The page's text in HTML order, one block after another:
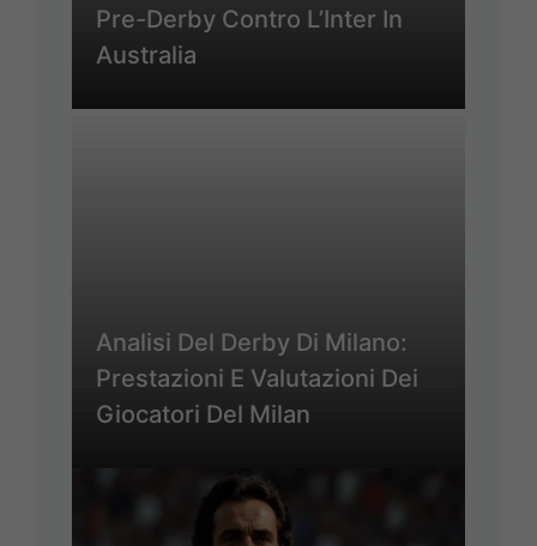
Pre-Derby Contro L’Inter In
Australia
Analisi Del Derby Di Milano:
Prestazioni E Valutazioni Dei
Giocatori Del Milan